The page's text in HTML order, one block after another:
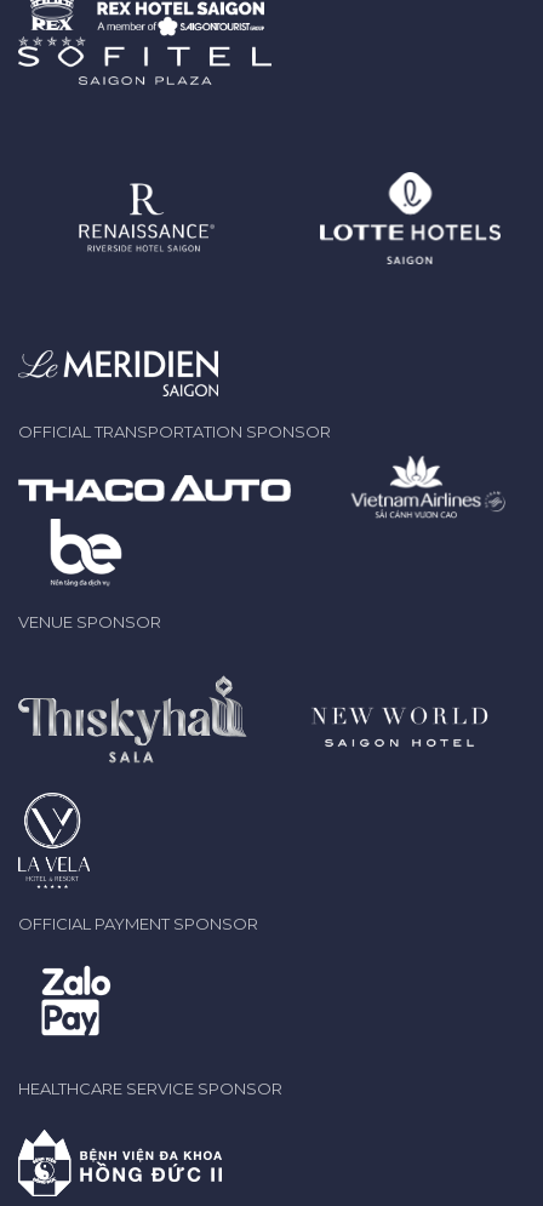
OFFICIAL TRANSPORTATION SPONSOR
VENUE SPONSOR
OFFICIAL PAYMENT SPONSOR
HEALTHCARE SERVICE SPONSOR